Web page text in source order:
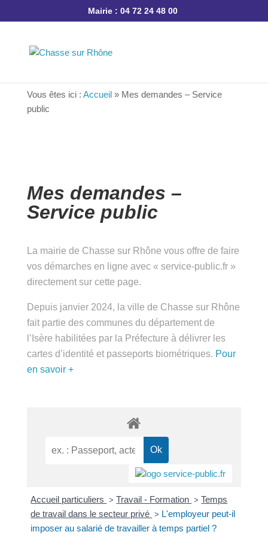
Mairie : 04 72 24 48 00
Vous êtes ici :Accueil»Mes demandes – Service
public
Mes demandes –
Service public
La mairie de Chasse sur Rhône vous offre de
faire vos démarches en ligne avec « service-
public.fr » directement sur cette page.
Depuis janvier 2024, la ville de Chasse sur Rhône
fait partie des communes du département de
l’Isère habilitées par la Préfecture à délivrer les
cartes d’identité et passeports biométriques.Pour
en savoir +
Accueil particuliers > Travail - Formation > Temps de
travail dans le secteur privé> L'employeur peut-il
imposer au salarié de travailler à temps partiel ?